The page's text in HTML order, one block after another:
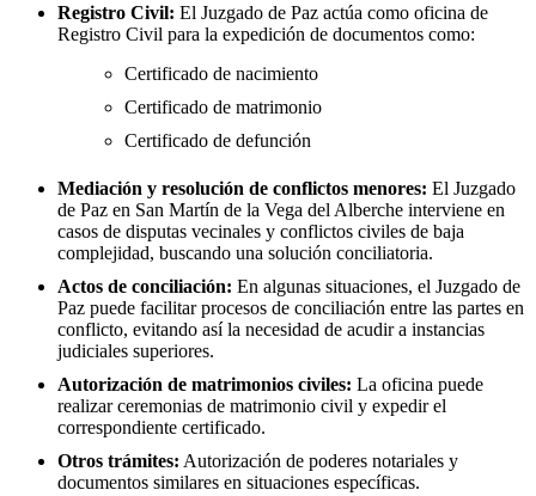
Registro Civil: El Juzgado de Paz actúa como oficina de
Registro Civil para la expedición de documentos como:
Certificado de nacimiento
Certificado de matrimonio
Certificado de defunción
Mediación y resolución de conflictos menores: El Juzgado
de Paz en San Martín de la Vega del Alberche interviene en
casos de disputas vecinales y conflictos civiles de baja
complejidad, buscando una solución conciliatoria.
Actos de conciliación: En algunas situaciones, el Juzgado de
Paz puede facilitar procesos de conciliación entre las partes en
conflicto, evitando así la necesidad de acudir a instancias
judiciales superiores.
Autorización de matrimonios civiles: La oficina puede
realizar ceremonias de matrimonio civil y expedir el
correspondiente certificado.
Otros trámites: Autorización de poderes notariales y
documentos similares en situaciones específicas.